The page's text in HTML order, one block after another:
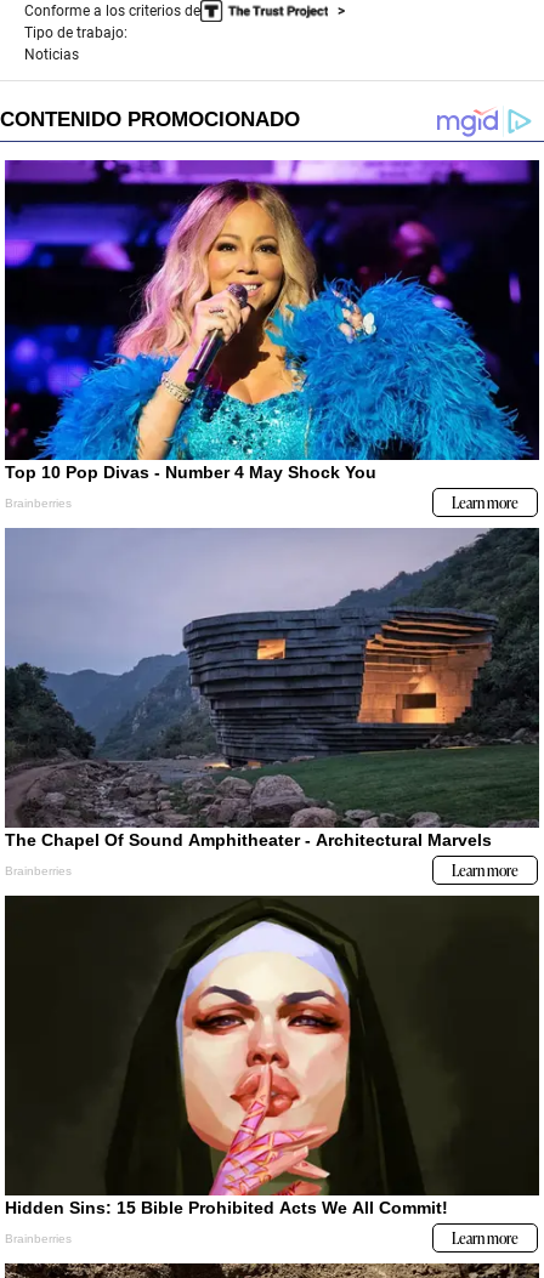
Conforme a los criterios de
Tipo de trabajo:
Noticias